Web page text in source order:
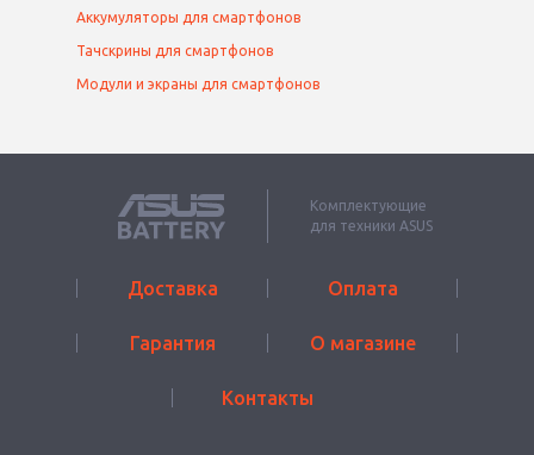
Аккумуляторы для смартфонов
Тачскрины для смартфонов
Модули и экраны для смартфонов
Комплектующие
для техники ASUS
Доставка Оплата
Гарантия О магазине
Контакты